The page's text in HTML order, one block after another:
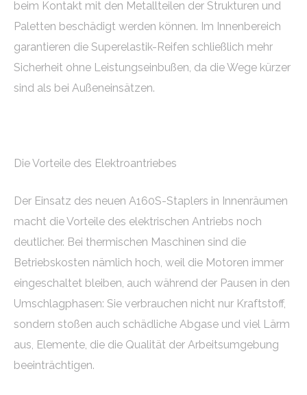
beim Kontakt mit den Metallteilen der Strukturen und
Paletten beschädigt werden können. Im Innenbereich
garantieren die Superelastik-Reifen schließlich mehr
Sicherheit ohne Leistungseinbußen, da die Wege kürzer
sind als bei Außeneinsätzen.
Die Vorteile des Elektroantriebes
Der Einsatz des neuen A160S-Staplers in Innenräumen
macht die Vorteile des elektrischen Antriebs noch
deutlicher. Bei thermischen Maschinen sind die
Betriebskosten nämlich hoch, weil die Motoren immer
eingeschaltet bleiben, auch während der Pausen in den
Umschlagphasen: Sie verbrauchen nicht nur Kraftstoff,
sondern stoßen auch schädliche Abgase und viel Lärm
aus, Elemente, die die Qualität der Arbeitsumgebung
beeinträchtigen.